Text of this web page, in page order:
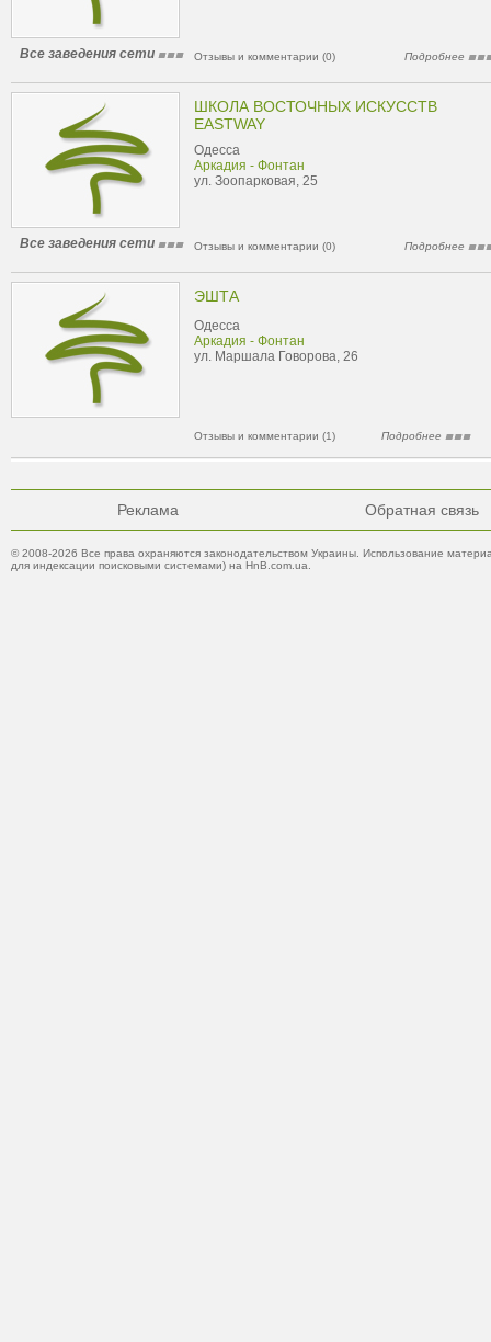
Все заведения сети Отзывы и комментарии (0) Подробнее
ШКОЛА ВОСТОЧНЫХ ИСКУССТВ
EASTWAY
Одесса
Аркадия - Фонтан
ул. Зоопарковая, 25
Все заведения сети Отзывы и комментарии (0) Подробнее
ЭШТА
Одесса
Аркадия - Фонтан
ул. Маршала Говорова, 26
Отзывы и комментарии (1) Подробнее
Реклама Обратная связь
© 2008-2026 Все права охраняются законодательством Украины. Использование
для индексации поисковыми системами) на HnB.com.ua.